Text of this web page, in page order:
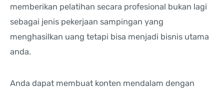
memberikan pelatihan secara profesional bukan lagi
sebagai jenis pekerjaan sampingan yang
menghasilkan uang tetapi bisa menjadi bisnis utama
anda.
Anda dapat membuat konten mendalam dengan